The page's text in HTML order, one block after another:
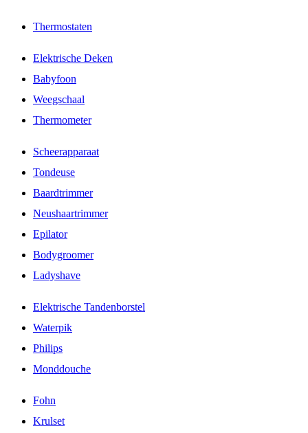
Thermostaten
Elektrische Deken
Babyfoon
Weegschaal
Thermometer
Scheerapparaat
Tondeuse
Baardtrimmer
Neushaartrimmer
Epilator
Bodygroomer
Ladyshave
Elektrische Tandenborstel
Waterpik
Philips
Monddouche
Fohn
Krulset